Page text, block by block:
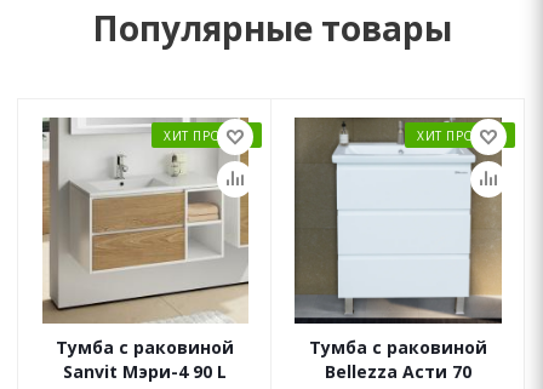
Популярные товары
ХИТ ПРОДАЖ
Тумба с раковиной
Sanvit Мэри-4 90 L
ХИТ ПРОДАЖ
Тумба с раковиной
Bellezza Асти 70